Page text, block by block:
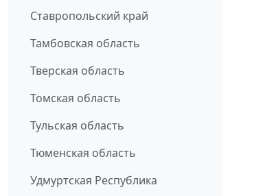
Ставропольский край
Тамбовская область
Тверская область
Томская область
Тульская область
Тюменская область
Удмуртская Республика